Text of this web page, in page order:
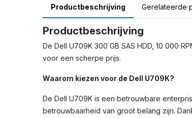
Productbeschrijving Gerelateerde
Productbeschrijving
De Dell U709K 300 GB SAS HDD, 10 000
voor een scherpe prijs.
Waarom kiezen voor de Dell U709K?
De Dell U709K is een betrouwbare
betrouwbaarheid van groot belang zijn.